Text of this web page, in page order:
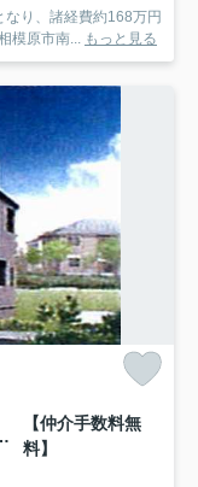
り、諸経費約168万円
模原市南... もっと見る
戸建全3棟 3号棟
【仲介手数料無
料】